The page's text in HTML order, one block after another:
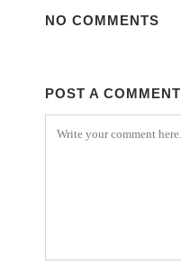
NO COMMENTS
POST A COMMENT